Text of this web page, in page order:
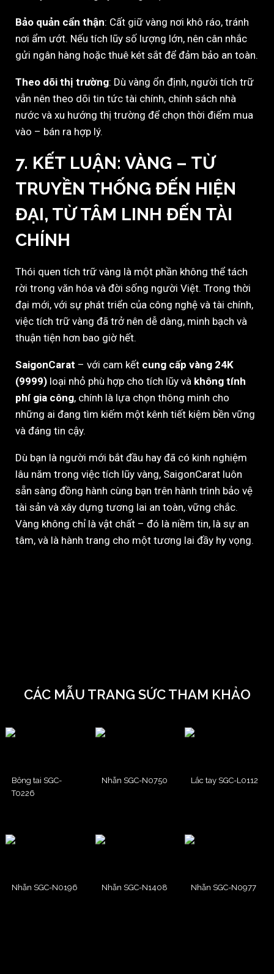
Bảo quản cẩn thận: Cất giữ vàng nơi khô ráo, tránh
nơi ẩm ướt. Nếu tích lũy số lượng lớn, nên cân nhắc
gửi ngân hàng hoặc thuê két sắt để đảm bảo an toàn.
Theo dõi thị trường: Dù vàng ổn định, người tích trữ
vẫn nên theo dõi tin tức tài chính, chính sách nhà
nước và xu hướng thị trường để chọn thời điểm mua
vào – bán ra hợp lý.
7. KẾT LUẬN: VÀNG – TỪ
TRUYỀN THỐNG ĐẾN HIỆN
ĐẠI, TỪ TÂM LINH ĐẾN TÀI
CHÍNH
Thói quen tích trữ vàng là một phần không thể tách
rời trong văn hóa và đời sống người Việt. Trong thời
đại mới, với sự phát triển của công nghệ và tài chính,
việc tích trữ vàng đã trở nên dễ dàng, minh bạch và
thuận tiện hơn bao giờ hết.
SaigonCarat – với cam kết cung cấp vàng 24K
(9999) loại nhỏ phù hợp cho tích lũy và không tính
phí gia công, chính là lựa chọn thông minh cho
những ai đang tìm kiếm một kênh tiết kiệm bền vững
và đáng tin cậy.
Dù bạn là người mới bắt đầu hay đã có kinh nghiệm
lâu năm trong việc tích lũy vàng, SaigonCarat luôn
sẵn sàng đồng hành cùng bạn trên hành trình bảo vệ
tài sản và xây dựng tương lai an toàn, vững chắc.
Vàng không chỉ là vật chất – đó là niềm tin, là sự an
tâm, và là hành trang cho một tương lai đầy hy vọng.
CÁC MẪU TRANG SỨC THAM KHẢO
Bông tai SGC-
T0226
Nhẫn SGC-N0750 Lắc tay SGC-L0112
Nhẫn SGC-N0196 Nhẫn SGC-N1408 Nhẫn SGC-N0977